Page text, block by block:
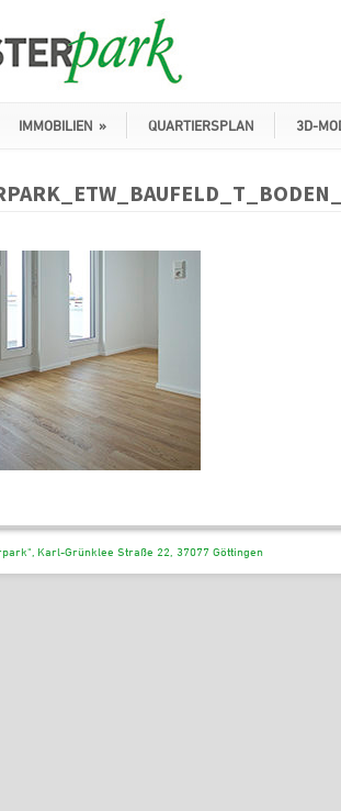
IMMOBILIEN » QUARTIERSPLAN 3D-
Karl-Grünklee Straße 22, 37077 Göttingen